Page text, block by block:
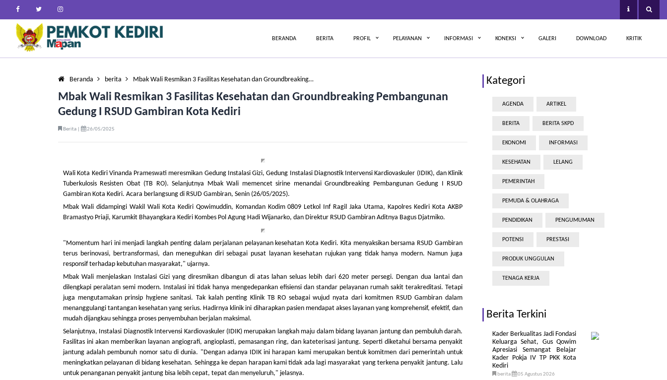
BERANDA BERITA PROFIL PELAYANAN INFORMASI KONEKSI GALERI DOWNLOAD KRITIK
Beranda berita Mbak Wali Resmikan 3 Fasilitas Kesehatan dan Groundbreaking…
Mbak Wali Resmikan 3 Fasilitas Kesehatan dan Groundbreaking Pembangunan
Gedung I RSUD Gambiran Kota Kediri
Berita | 26/05/2025
Wali Kota Kediri Vinanda Prameswati meresmikan Gedung Instalasi Gizi, Gedung Instalasi Diagnostik Intervensi Kardiovaskuler (IDIK), dan Klinik
Tuberkulosis Resisten Obat (TB RO). Selanjutnya Mbak Wali memencet sirine menandai Groundbreaking Pembangunan Gedung I RSUD
Gambiran Kota Kediri. Acara berlangsung di RSUD Gambiran, Senin (26/05/2025).
Mbak Wali didampingi Wakil Wali Kota Kediri Qowimuddin, Komandan Kodim 0809 Letkol Inf Ragil Jaka Utama, Kapolres Kediri Kota AKBP
Bramastyo Priaji, Karumkit Bhayangkara Kediri Kombes Pol Agung Hadi Wijanarko, dan Direktur RSUD Gambiran Aditnya Bagus Djatmiko.
"Momentum hari ini menjadi langkah penting dalam perjalanan pelayanan kesehatan Kota Kediri. Kita menyaksikan bersama RSUD Gambiran
terus berinovasi, bertransformasi, dan meneguhkan diri sebagai pusat layanan kesehatan rujukan yang tidak hanya modern. Namun juga
responsif terhadap kebutuhan masyarakat," ujarnya.
Mbak Wali menjelaskan Instalasi Gizi yang diresmikan dibangun di atas lahan seluas lebih dari 620 meter persegi. Dengan dua lantai dan
dilengkapi peralatan semi modern. Instalasi ini tidak hanya mengedepankan efisiensi dan standar pelayanan rumah sakit terakreditasi. Tetapi
juga mengutamakan prinsip hygiene sanitasi. Tak kalah penting Klinik TB RO sebagai wujud nyata dari komitmen RSUD Gambiran dalam
menanggulangi tantangan kesehatan yang serius. Hadirnya klinik ini diharapkan pasien mendapat akses layanan yang komprehensif, efektif, dan
mudah dijangkau sehingga proses penyembuhan berjalan maksimal.
Selanjutnya, Instalasi Diagnostik Intervensi Kardiovaskuler (IDIK) merupakan langkah maju dalam bidang layanan jantung dan pembuluh darah.
Fasilitas ini akan memberikan layanan angiografi, angioplasti, pemasangan ring, dan kateterisasi jantung. Seperti diketahui bersama penyakit
jantung adalah pembunuh nomor satu di dunia. "Dengan adanya IDIK ini harapan kami merupakan bentuk komitmen dari pemerintah untuk
meningkatkan pelayanan di bidang kesehatan. Sehingga ke depan harapan kami tidak ada lagi masyarakat yang terkena penyakit jantung. Lalu
untuk penanganan penyakit jantung bisa lebih cepat, tepat dan menyeluruh," jelasnya.
Kategori
AGENDA ARTIKEL
BERITA BERITA SKPD
EKONOMI INFORMASI
KESEHATAN LELANG
PEMERINTAH
PEMUDA & OLAHRAGA
PENDIDIKAN PENGUMUMAN
POTENSI PRESTASI
PRODUK UNGGULAN
TENAGA KERJA
Berita Terkini
Kader Berkualitas Jadi Fondasi
Keluarga Sehat, Gus Qowim
Apresiasi Semangat Belajar
Kader Pokja IV TP PKK Kota
Kediri
berita 05 Agustus 2026